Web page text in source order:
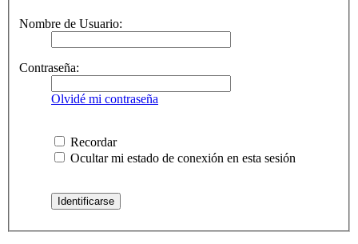
Nombre de Usuario:
Contraseña:
Olvidé mi contraseña
Recordar
Ocultar mi estado de conexión en esta sesión